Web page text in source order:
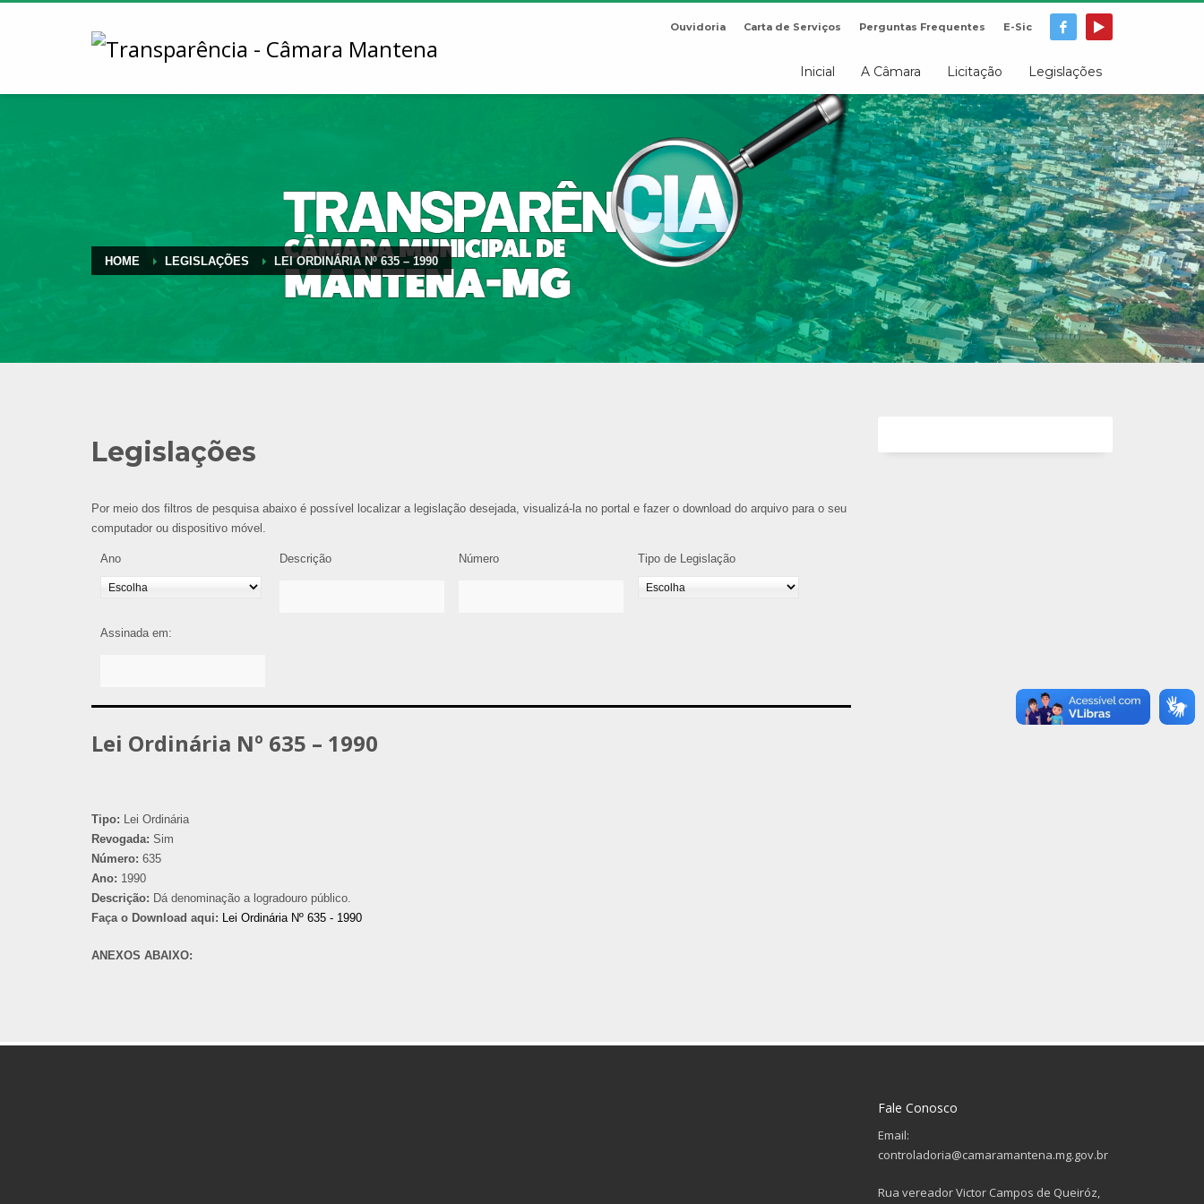
Ouvidoria Carta de Serviços Perguntas Frequentes E-Sic
Inicial A Câmara Licitação Legislações
HOME LEGISLAÇÕES LEI ORDINÁRIA Nº 635 – 1990
Legislações
Por meio dos filtros de pesquisa abaixo é possível localizar a legislação desejada, visualizá-la no portal e fazer o download do arquivo para o seu
computador ou dispositivo móvel.
Ano Descrição Número Tipo de Legislação
Assinada em:
Lei Ordinária Nº 635 – 1990
Tipo: Lei Ordinária
Revogada: Sim
Número: 635
Ano: 1990
Descrição: Dá denominação a logradouro público.
Faça o Download aqui: Lei Ordinária Nº 635 - 1990
ANEXOS ABAIXO:
Fale Conosco
Email:
controladoria@camaramantena.mg.gov.br
Rua vereador Victor Campos de Queiróz,